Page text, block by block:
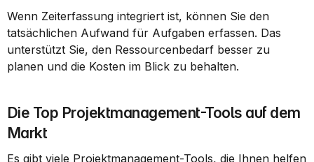
Wenn Zeiterfassung integriert ist, können Sie den
tatsächlichen Aufwand für Aufgaben erfassen. Das
unterstützt Sie, den Ressourcenbedarf besser zu
planen und die Kosten im Blick zu behalten.
Die Top Projektmanagement-Tools auf dem
Markt
Es gibt viele Projektmanagement-Tools, die Ihnen helfen